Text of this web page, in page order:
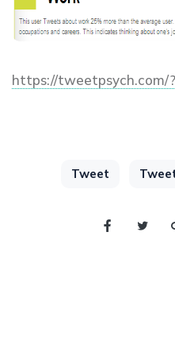
https://tweetpsych.com/
Tweet